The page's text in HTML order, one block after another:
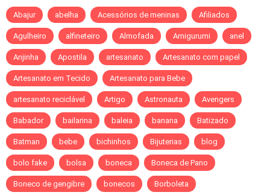
Abajur abelha Acessórios de meninas Afiliados
Agulheiro alfineteiro Almofada Amigurumi anel
Anjinha Apostila artesanato Artesanato com papel
Artesanato em Tecido Artesanato para Bebe
artesanato reciclável Artigo Astronauta Avengers
Babador bailarina baleia banana Batizado
Batman bebe bichinhos Bijuterias blog
bolo fake bolsa boneca Boneca de Pano
Boneco de gengibre bonecos Borboleta